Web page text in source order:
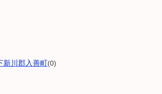
新川郡入善町(0)